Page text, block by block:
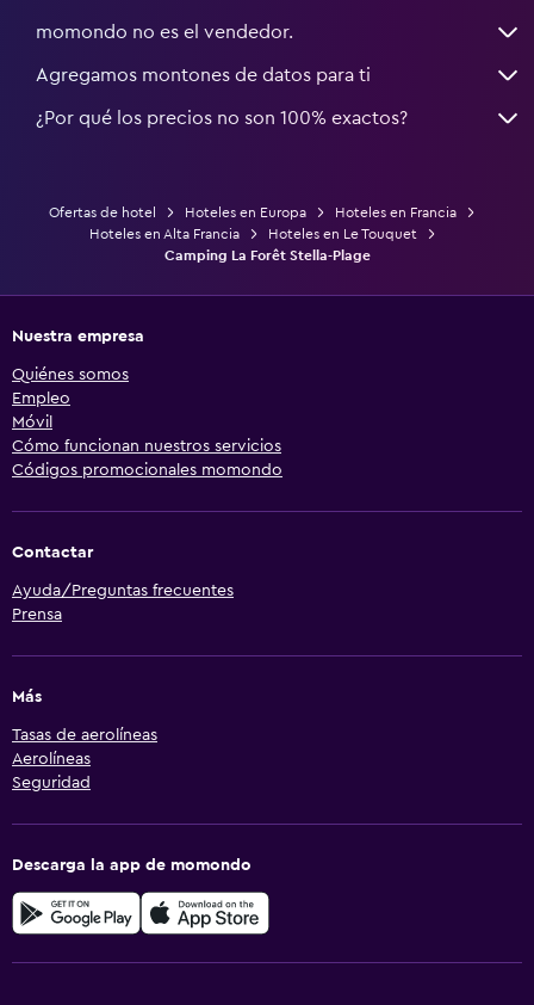
momondo no es el vendedor.
Agregamos montones de datos para ti
¿Por qué los precios no son 100% exactos?
Ofertas de hotel Hoteles en Europa
Hoteles en Francia
Hoteles en Alta Francia
Hoteles en Le Touquet
Camping La Forêt Stella-Plage
Nuestra empresa
Quiénes somos
Empleo
Móvil
Cómo funcionan nuestros servicios
Códigos promocionales momondo
Contactar
Ayuda/Preguntas frecuentes
Prensa
Más
Tasas de aerolíneas
Aerolíneas
Seguridad
Descarga la app de momondo